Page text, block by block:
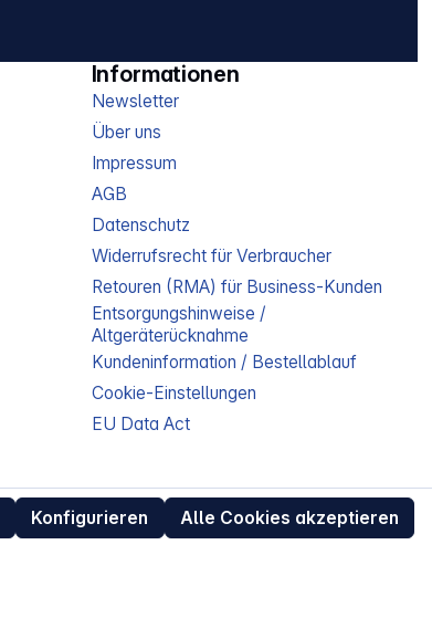
Informationen
Newsletter
Über uns
Impressum
AGB
Datenschutz
Widerrufsrecht für Verbraucher
Retouren (RMA) für Business-Kunden
Entsorgungshinweise /
Altgeräterücknahme
Kundeninformation / Bestellablauf
Cookie-Einstellungen
EU Data Act
Konfigurieren Alle Cookies akzeptieren